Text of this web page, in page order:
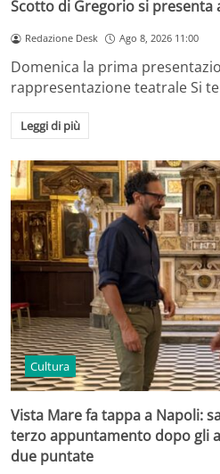
Scotto di Gregorio si presenta
Redazione Desk Ago 8, 2026 11:00
Domenica la prima
rappresentazione teatrale Si
Leggi di più
Cultura
Vista Mare fa tappa a Napoli:
terzo appuntamento dopo gli
due puntate